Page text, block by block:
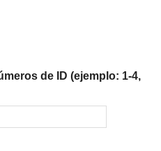
de ID (ejemplo: 1-4,